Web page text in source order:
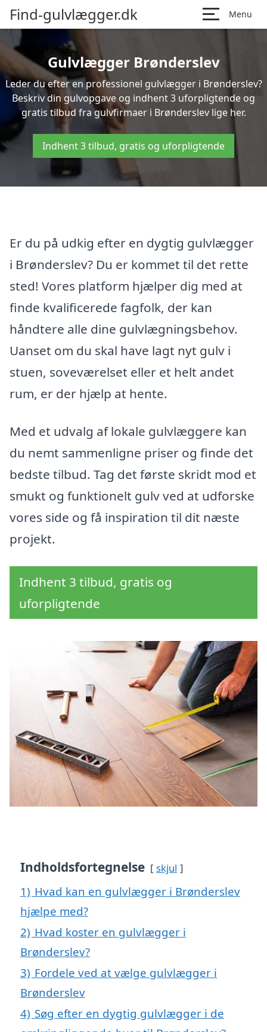
Find-gulvlægger.dk Menu
Gulvlægger Brønderslev
Leder du efter en professionel gulvlægger i Brønderslev?
Beskriv din gulvopgave og indhent 3 uforpligtende og
gratis tilbud fra gulvfirmaer i Brønderslev lige her.
Indhent 3 tilbud, gratis og uforpligtende
Er du på udkig efter en dygtig gulvlægger
i Brønderslev? Du er kommet til det rette
sted! Vores platform hjælper dig med at
finde kvalificerede fagfolk, der kan
håndtere alle dine gulvlægningsbehov.
Uanset om du skal have lagt nyt gulv i
stuen, soveværelset eller et helt andet
rum, er der hjælp at hente.
Med et udvalg af lokale gulvlæggere kan
du nemt sammenligne priser og finde det
bedste tilbud. Tag det første skridt mod et
smukt og funktionelt gulv ved at udforske
vores side og få inspiration til dit næste
projekt.
Indhent 3 tilbud, gratis og
uforpligtende
Indholdsfortegnelse skjul
1) Hvad kan en gulvlægger i Brønderslev
hjælpe med?
2) Hvad koster en gulvlægger i
Brønderslev?
3) Fordele ved at vælge gulvlægger i
Brønderslev
4) Søg efter en dygtig gulvlægger i de